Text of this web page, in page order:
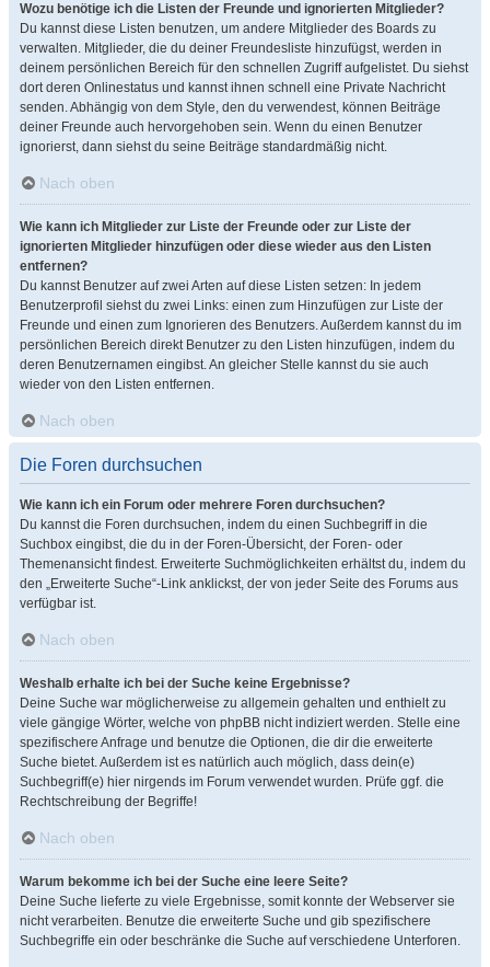
Wozu benötige ich die Listen der Freunde und ignorierten Mitglieder?
Du kannst diese Listen benutzen, um andere Mitglieder des Boards zu
verwalten. Mitglieder, die du deiner Freundesliste hinzufügst, werden in
deinem persönlichen Bereich für den schnellen Zugriff aufgelistet. Du siehst
dort deren Onlinestatus und kannst ihnen schnell eine Private Nachricht
senden. Abhängig von dem Style, den du verwendest, können Beiträge
deiner Freunde auch hervorgehoben sein. Wenn du einen Benutzer
ignorierst, dann siehst du seine Beiträge standardmäßig nicht.
Nach oben
Wie kann ich Mitglieder zur Liste der Freunde oder zur Liste der
ignorierten Mitglieder hinzufügen oder diese wieder aus den Listen
entfernen?
Du kannst Benutzer auf zwei Arten auf diese Listen setzen: In jedem
Benutzerprofil siehst du zwei Links: einen zum Hinzufügen zur Liste der
Freunde und einen zum Ignorieren des Benutzers. Außerdem kannst du im
persönlichen Bereich direkt Benutzer zu den Listen hinzufügen, indem du
deren Benutzernamen eingibst. An gleicher Stelle kannst du sie auch
wieder von den Listen entfernen.
Nach oben
Die Foren durchsuchen
Wie kann ich ein Forum oder mehrere Foren durchsuchen?
Du kannst die Foren durchsuchen, indem du einen Suchbegriff in die
Suchbox eingibst, die du in der Foren-Übersicht, der Foren- oder
Themenansicht findest. Erweiterte Suchmöglichkeiten erhältst du, indem du
den „Erweiterte Suche“-Link anklickst, der von jeder Seite des Forums aus
verfügbar ist.
Nach oben
Weshalb erhalte ich bei der Suche keine Ergebnisse?
Deine Suche war möglicherweise zu allgemein gehalten und enthielt zu
viele gängige Wörter, welche von phpBB nicht indiziert werden. Stelle eine
spezifischere Anfrage und benutze die Optionen, die dir die erweiterte
Suche bietet. Außerdem ist es natürlich auch möglich, dass dein(e)
Suchbegriff(e) hier nirgends im Forum verwendet wurden. Prüfe ggf. die
Rechtschreibung der Begriffe!
Nach oben
Warum bekomme ich bei der Suche eine leere Seite?
Deine Suche lieferte zu viele Ergebnisse, somit konnte der Webserver sie
nicht verarbeiten. Benutze die erweiterte Suche und gib spezifischere
Suchbegriffe ein oder beschränke die Suche auf verschiedene Unterforen.